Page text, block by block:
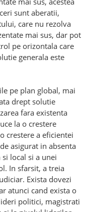
sunt aberatii,
care nu rezolva
mai sus, dar pot
pe orizontala care
generala este
pe plan global, mai
drept solutie
fara existenta
la o crestere
crestere a eficientei
asigurat in absenta
local si a unei
In sfarsit, a treia
Exista dovezi
atunci cand exista o
politici, magistrati